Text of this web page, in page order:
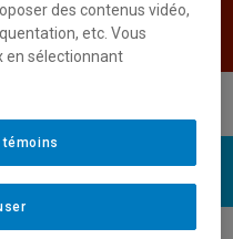
des contenus vidéo,
etc. Vous
en sélectionnant